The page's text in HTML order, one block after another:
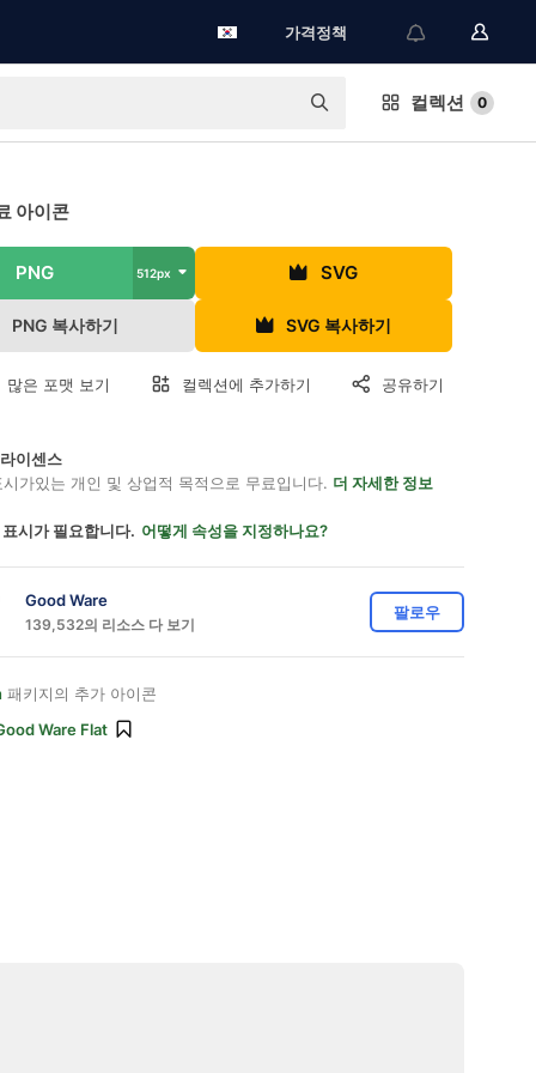
가격정책
컬렉션 0
아이콘
PNG 512px SVG
PNG 복사하기 SVG 복사하기
많은 포맷 보기 컬렉션에 추가하기 공유하기
이센스
가있는 개인 및 상업적 목적으로 무료입니다. 더 자세한 정보
시가 필요합니다. 어떻게 속성을 지정하나요?
Good Ware
139,532의 리소스 다 보기
팔로우
패키지의 추가 아이콘
Ware Flat